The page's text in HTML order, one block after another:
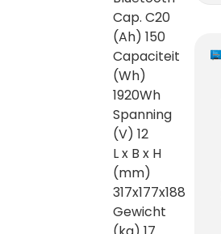
Cap. C20
(Ah) 150
Capaciteit
(Wh)
1920Wh
Spanning
(V) 12
L x B x H
(mm)
317x177x188
Gewicht